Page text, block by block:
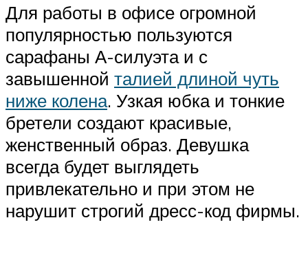
Для работы в офисе огромной
популярностью пользуются
сарафаны А-силуэта и с
завышенной талией длиной чуть
ниже колена. Узкая юбка и тонкие
бретели создают красивые,
женственный образ. Девушка
всегда будет выглядеть
привлекательно и при этом не
нарушит строгий дресс-код фирмы.